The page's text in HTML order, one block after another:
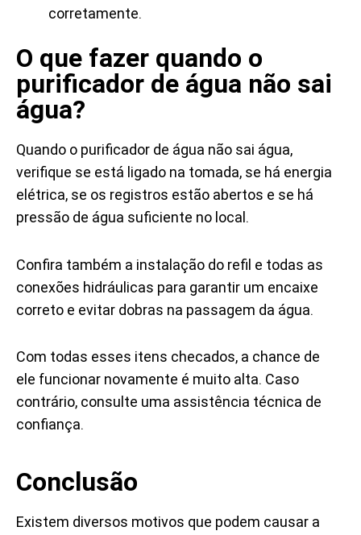
corretamente.
O que fazer quando o
purificador de água não sai
água?
Quando o purificador de água não sai água,
verifique se está ligado na tomada, se há energia
elétrica, se os registros estão abertos e se há
pressão de água suficiente no local.
Confira também a instalação do refil e todas as
conexões hidráulicas para garantir um encaixe
correto e evitar dobras na passagem da água.
Com todas esses itens checados, a chance de
ele funcionar novamente é muito alta. Caso
contrário, consulte uma assistência técnica de
confiança.
Conclusão
Existem diversos motivos que podem causar a